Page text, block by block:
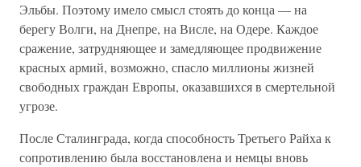
Эльбы. Поэтому имело смысл стоять до конца — на
берегу Волги, на Днепре, на Висле, на Одере. Каждое
сражение, затрудняющее и замедляющее продвижение
красных армий, возможно, спасло миллионы жизней
свободных граждан Европы, оказавшихся в смертельной
угрозе.
После Сталинграда, когда способность Третьего Райха к
сопротивлению была восстановлена и немцы вновь